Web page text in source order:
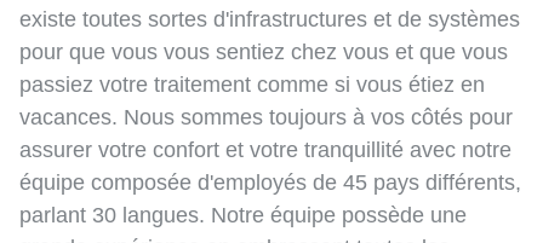
existe toutes sortes d'infrastructures et de systèmes
pour que vous vous sentiez chez vous et que vous
passiez votre traitement comme si vous étiez en
vacances. Nous sommes toujours à vos côtés pour
assurer votre confort et votre tranquillité avec notre
équipe composée d'employés de 45 pays différents,
parlant 30 langues. Notre équipe possède une